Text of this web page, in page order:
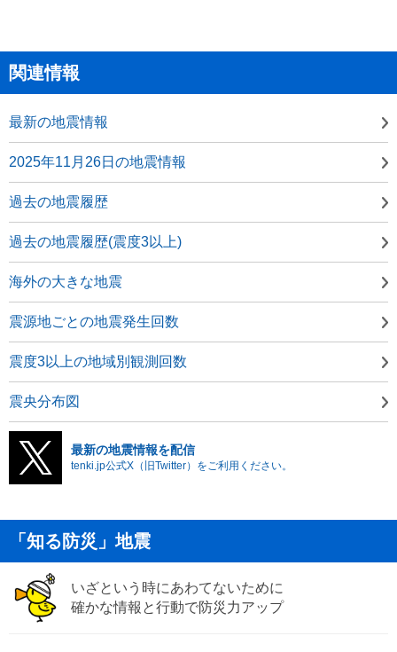
関連情報
最新の地震情報
2025年11月26日の地震情報
過去の地震履歴
過去の地震履歴(震度3以上)
海外の大きな地震
震源地ごとの地震発生回数
震度3以上の地域別観測回数
震央分布図
最新の地震情報を配信
tenki.jp公式X（旧Twitter）をご利用ください。
「知る防災」地震
いざという時にあわてないために
確かな情報と行動で防災力アップ